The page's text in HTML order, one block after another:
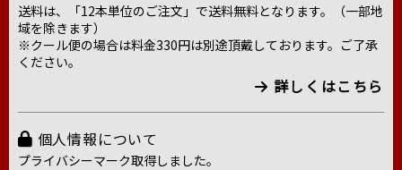
送料は、「12本単位のご注文」で送料無料となります。（一部地
域を除きます）
※クール便の場合は料金330円は別途頂戴しております。ご了承
ください。
詳しくはこちら
個人情報について
プライバシーマーク取得しました。